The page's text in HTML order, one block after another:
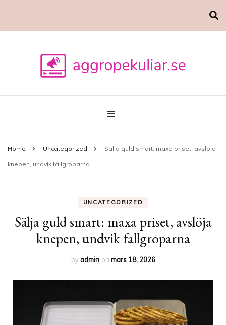
aggropekuliar.se
Home Uncategorized Sälja guld smart: maxa priset, avslöja
knepen, undvik fallgroparna
UNCATEGORIZED
Sälja guld smart: maxa priset, avslöja
knepen, undvik fallgroparna
byadmin on mars 18, 2026